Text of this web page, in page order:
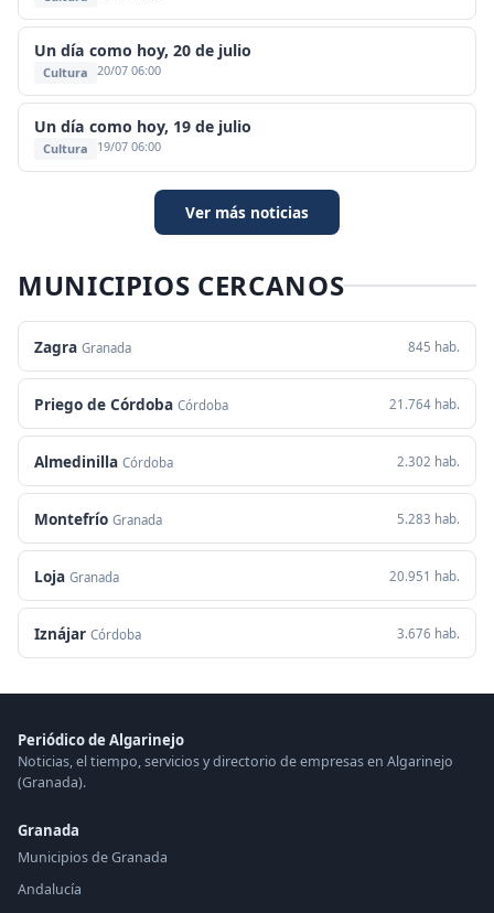
Un día como hoy, 20 de julio
Cultura 20/07 06:00
Un día como hoy, 19 de julio
Cultura 19/07 06:00
Ver más noticias
MUNICIPIOS CERCANOS
Zagra Granada 845 hab.
Priego de Córdoba Córdoba 21.764 hab.
Almedinilla Córdoba 2.302 hab.
Montefrío Granada 5.283 hab.
Loja Granada 20.951 hab.
Iznájar Córdoba 3.676 hab.
Periódico de Algarinejo
Noticias, el tiempo, servicios y directorio de empresas en Algarinejo
(Granada).
Granada
Municipios de Granada
Andalucía